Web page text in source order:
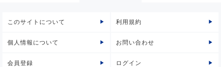
このサイトについて 利用規約
個人情報について お問い合わせ
会員登録 ログイン